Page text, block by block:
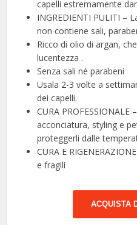
capelli estremamente
INGREDIENTI PULITI –
non contiene sali,
Ricco di olio di argan,
lucentezza .
Senza sali né parabeni
Usala 2-3 volte a
dei capelli.
CURA PROFESSIONALE
acconciatura, styling e
proteggerli dalle
CURA E
e fragili
ACQUISTA